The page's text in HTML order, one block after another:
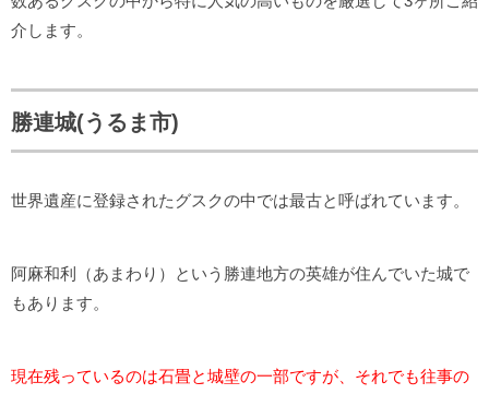
介します。
勝連城(うるま市)
世界遺産に登録されたグスクの中では最古と呼ばれています。
阿麻和利（あまわり）という勝連地方の英雄が住んでいた城で
もあります。
現在残っているのは石畳と城壁の一部ですが、それでも往事の